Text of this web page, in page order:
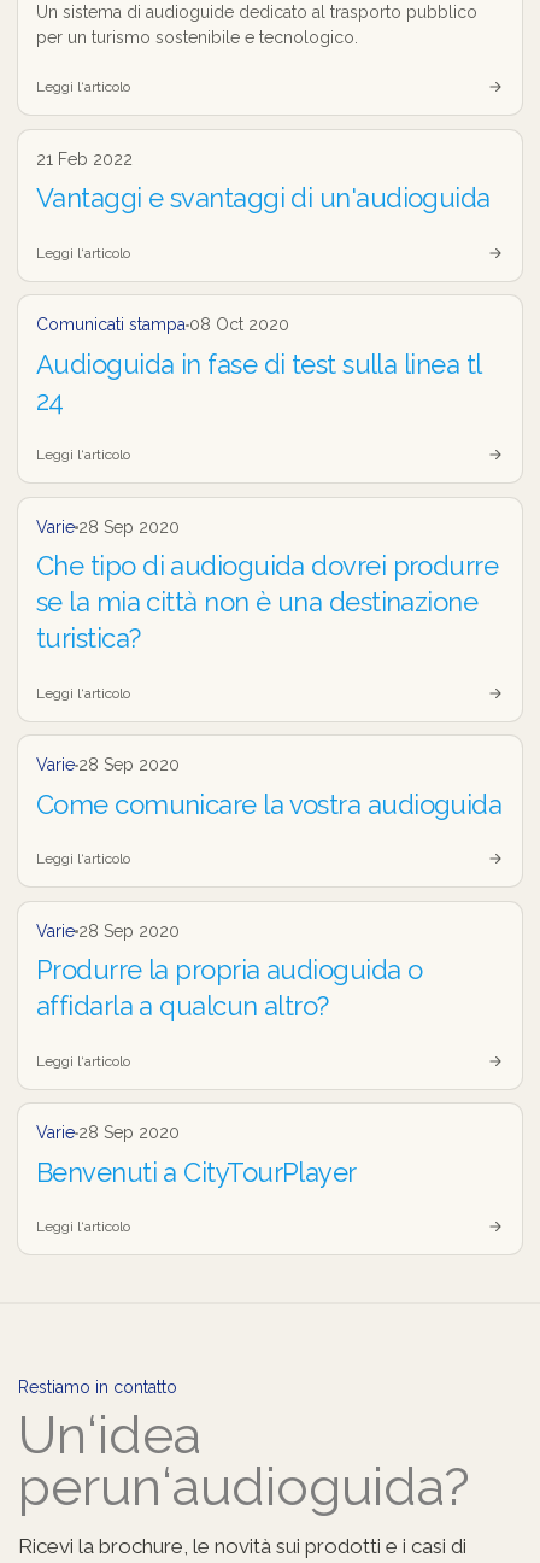
Un sistema di audioguide dedicato al trasporto pubblico
per un turismo sostenibile e tecnologico.
Leggi l‘articolo
21 Feb 2022
Vantaggi e svantaggi di un'audioguida
Leggi l‘articolo
Comunicati stampa08 Oct 2020
Audioguida in fase di test sulla linea tl
24
Leggi l‘articolo
Varie28 Sep 2020
Che tipo di audioguida dovrei produrre
se la mia città non è una destinazione
turistica?
Leggi l‘articolo
Varie28 Sep 2020
Come comunicare la vostra audioguida
Leggi l‘articolo
Varie28 Sep 2020
Produrre la propria audioguida o
affidarla a qualcun altro?
Leggi l‘articolo
Varie28 Sep 2020
Benvenuti a CityTourPlayer
Leggi l‘articolo
Restiamo in contatto
Un‘idea
perun‘audioguida?
Ricevi la brochure, le novità sui prodotti e i casi di